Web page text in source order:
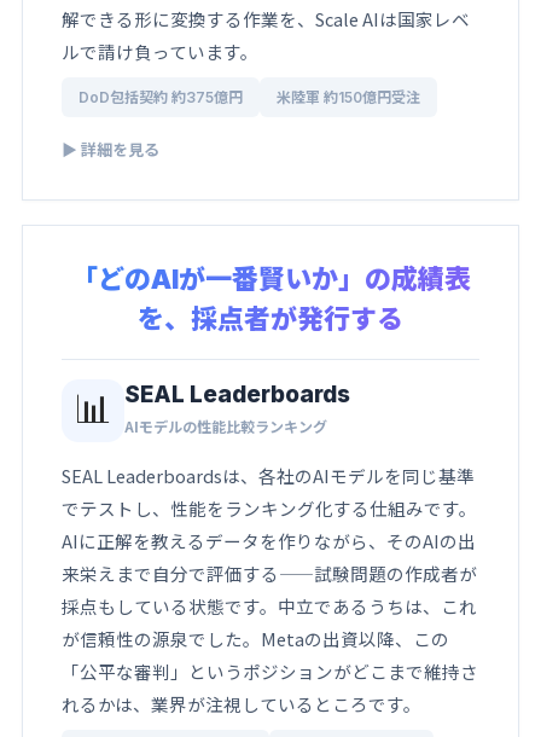
解できる形に変換する作業を、Scale AIは国家レベ
ルで請け負っています。
DoD包括契約 約375億円 米陸軍 約150億円受注
▶ 詳細を見る
「どのAIが一番賢いか」の成績表
を、採点者が発行する
📊 SEAL Leaderboards
AIモデルの性能比較ランキング
SEAL Leaderboardsは、各社のAIモデルを同じ基準
でテストし、性能をランキング化する仕組みです。
AIに正解を教えるデータを作りながら、そのAIの出
来栄えまで自分で評価する——試験問題の作成者が
採点もしている状態です。中立であるうちは、これ
が信頼性の源泉でした。Metaの出資以降、この
「公平な審判」というポジションがどこまで維持さ
れるかは、業界が注視しているところです。